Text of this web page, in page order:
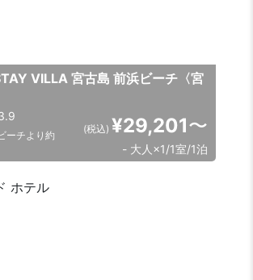
VILLA 宮古島 前浜ビーチ〈宮
ーチより約
(税込) ¥29,201〜
- 大人×1/1室/1泊